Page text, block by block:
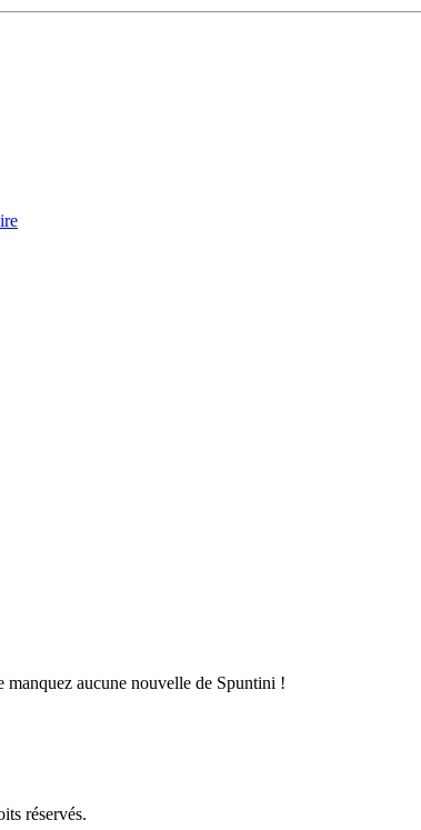
manquez aucune nouvelle de Spuntini !
réservés.